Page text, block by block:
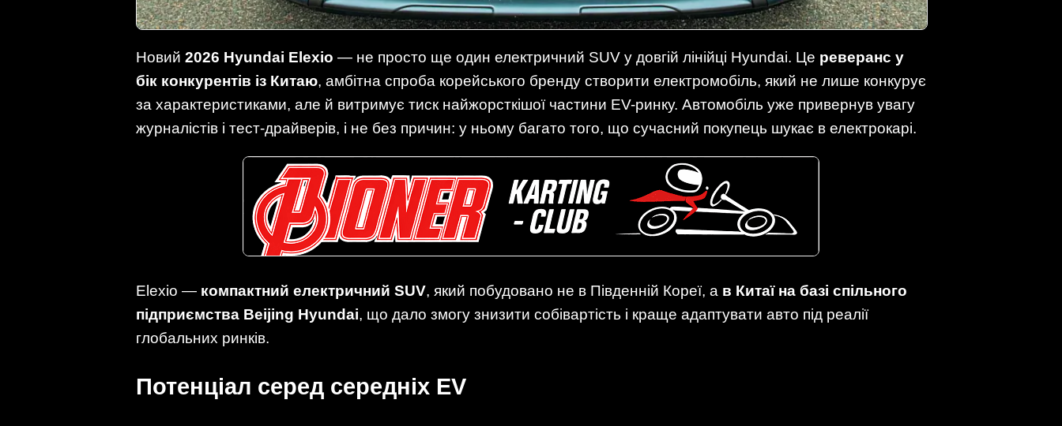
Новий 2026 Hyundai Elexio — не просто ще один електричний SUV у довгій лінійці Hyundai. Це реверанс у
бік конкурентів із Китаю, амбітна спроба корейського бренду створити електромобіль, який не лише конкурує
за характеристиками, але й витримує тиск найжорсткішої частини EV-ринку. Автомобіль уже привернув увагу
журналістів і тест-драйверів, і не без причин: у ньому багато того, що сучасний покупець шукає в електрокарі.
Elexio — компактний електричний SUV, який побудовано не в Південній Кореї, а в Китаї на базі спільного
підприємства Beijing Hyundai, що дало змогу знизити собівартість і краще адаптувати авто під реалії
глобальних ринків.
Потенціал серед середніх EV